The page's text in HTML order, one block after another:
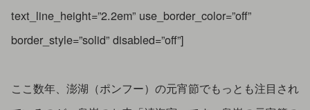
text_line_height=”2.2em” use_border_color=”off”
border_style=”solid” disabled=”off”]
ここ数年、澎湖（ポンフー）の元宵節でもっとも注目され